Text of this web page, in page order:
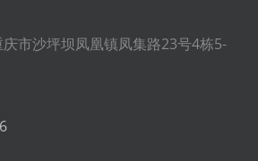
市沙坪坝凤凰镇凤集路23号4栋5-